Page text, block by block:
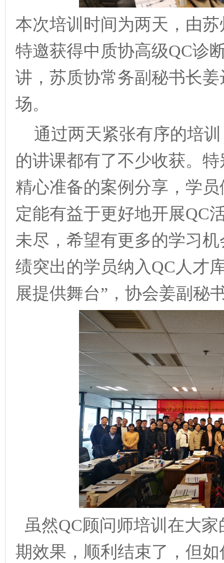
本次培训时间为两天，由
特邀获得中质协高级QC诊
讲，苏质协常务副秘书长
场。
通过两天紧张有序的培
的讲课都有了不少收获。
精心准备的案例分享，学
定能有益于更好地开展QC
未尽，希望有更多的学习机
绩突出的学员纳入QC 人才
展提供舞台”，协会姜副秘
虽然QC顾问师培训在大
期效果，顺利结束了，但